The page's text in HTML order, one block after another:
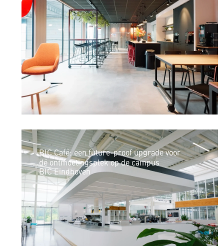
BIC Café: een future-proof upgrade voor
dé ontmoetingsplek op de campus
BIC Eindhoven